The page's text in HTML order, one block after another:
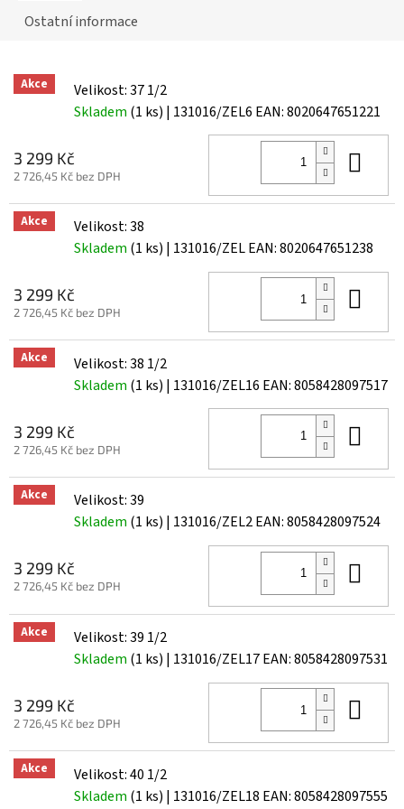
Ostatní informace
Akce
Velikost: 37 1/2
Skladem (1 ks) | 131016/ZEL6 EAN:8020647651221
3 299 Kč
2 726,45 Kč bez DPH
Akce
Velikost: 38
Skladem (1 ks) | 131016/ZELEAN:8020647651238
3 299 Kč
2 726,45 Kč bez DPH
Akce
Velikost: 38 1/2
Skladem (1 ks) | 131016/ZEL16 EAN:8058428097517
3 299 Kč
2 726,45 Kč bez DPH
Akce
Velikost: 39
Skladem (1 ks) | 131016/ZEL2EAN:8058428097524
3 299 Kč
2 726,45 Kč bez DPH
Akce
Velikost: 39 1/2
Skladem (1 ks) | 131016/ZEL17EAN:8058428097531
3 299 Kč
2 726,45 Kč bez DPH
Akce
Velikost: 40 1/2
Skladem (1 ks) | 131016/ZEL18 EAN:8058428097555